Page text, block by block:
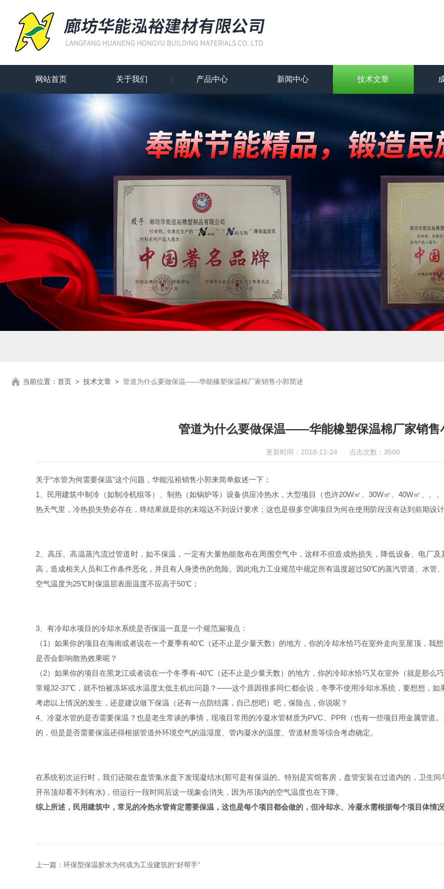
网站首页 关于我们 产品中心 新闻中心 技术文章
当前位置： 首页 > 技术文章 > 管道为什么要做保温——华能橡塑保温棉厂家销售小郭简述
管道为什么要做保温——华能橡塑保温棉厂家销售
更新时间：2018-12-24 点击次数：3500
关于“水管为何需要保温”这个问题，华能泓裕销售小郭来简单叙述一下：
1、民用建筑中制冷（如制冷机组等）、制热（如锅炉等）设备供应冷热水，大型项目（也许20W㎡、30W㎡、40W㎡、、
热天气里，冷热损失势必存在，终结果就是你的末端达不到设计要求；这也是很多空调项目为何在使用阶段没有达到前期设
2、高压、高温蒸汽流过管道时，如不保温，一定有大量热能散布在周围空气中，这样不但造成热损失，降低设备、电厂
高，造成相关人员和工作条件恶化，并且有人身烫伤的危险。因此电力工业规范中规定所有温度超过50℃的蒸汽管道、水管
空气温度为25℃时保温层表面温度不应高于50℃；
3、有冷却水项目的冷却水系统是否保温一直是一个规范漏项点：
（1）如果你的项目在海南或者说在一个夏季有40℃（还不止是少量天数）的地方，你的冷却水恰巧在室外走向至屋顶，我
是否会影响散热效果呢？
（2）如果你的项目在黑龙江或者说在一个冬季有-40℃（还不止是少量天数）的地方，你的冷却水恰巧又在室外（就是那么
常规32-37℃，就不怕被冻坏或水温度太低主机出问题？——这个原因很多同仁都会说，冬季不使用冷却水系统，要想想，如
考虑以上情况的发生，还是建议做下保温（还有一点防结露，自己想吧）吧，保险点，你说呢？
4、冷凝水管的是否需要保温？也是老生常谈的事情，现项目常用的冷凝水管材质为PVC、PPR（也有一些项目用金属管道
的，但是是否需要保温还得根据管道外环境空气的温湿度、管内凝水的温度、管道材质等综合考虑确定。
在系统初次运行时，我们还能在盘管集水盘下发现凝结水(那可是有保温的。特别是宾馆客房，盘管安装在过道内的，卫生
开吊顶却看不到有水)，但运行一段时间后这一现象会消失，因为吊顶内的空气温度也在下降。
综上所述，民用建筑中，常见的冷热水管肯定需要保温，这也是每个项目都会做的，但冷却水、冷凝水需根据每个项目体情
上一篇： 环保型保温胶水为何成为工业建筑的“好帮手”